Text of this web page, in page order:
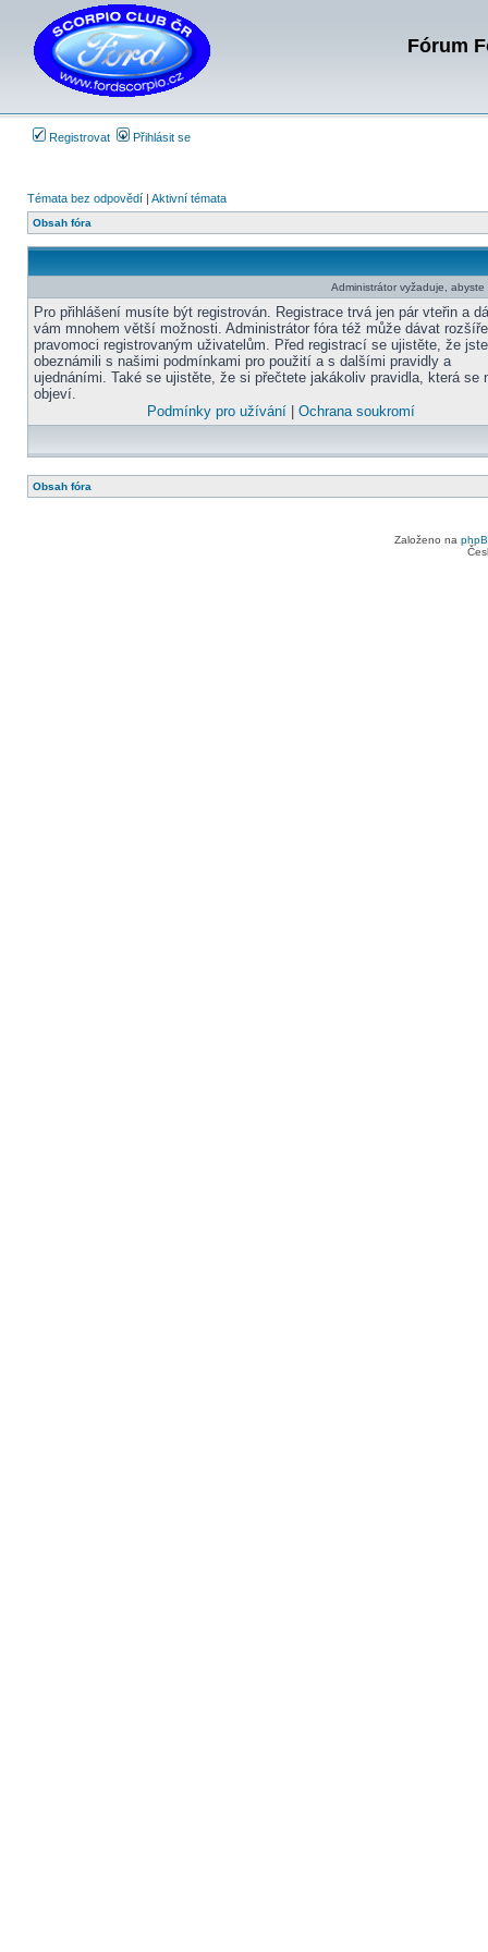
Fórum
Registrovat Přihlásit se
Témata bez odpovědí | Aktivní témata
Obsah fóra
Administrátor vyžaduje,
Pro přihlášení musíte být registrován. Registrace trvá jen pár vteřin a
vám mnohem větší možnosti. Administrátor fóra též může dávat
pravomoci registrovaným uživatelům. Před registrací se ujistěte, že
obeznámili s našimi podmínkami pro použití a s dalšími pravidly a
ujednáními. Také se ujistěte, že si přečtete jakákoliv pravidla, která se
objeví.
Podmínky pro užívání| Ochrana soukromí
Obsah fóra
Založeno na